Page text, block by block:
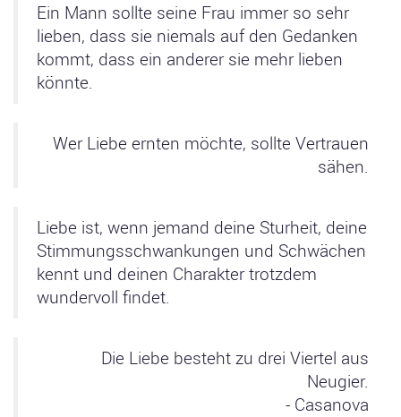
Ein Mann sollte seine Frau immer so sehr
lieben, dass sie niemals auf den Gedanken
kommt, dass ein anderer sie mehr lieben
könnte.
Wer Liebe ernten möchte, sollte Vertrauen
sähen.
Liebe ist, wenn jemand deine Sturheit, deine
Stimmungsschwankungen und Schwächen
kennt und deinen Charakter trotzdem
wundervoll findet.
Die Liebe besteht zu drei Viertel aus
Neugier.
- Casanova